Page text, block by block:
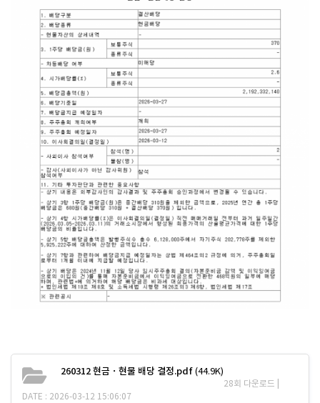
260312 현금ㆍ현물 배당 결정.pdf (44.9K)
28회 다운로드 |
DATE : 2026-03-12 15:06:07